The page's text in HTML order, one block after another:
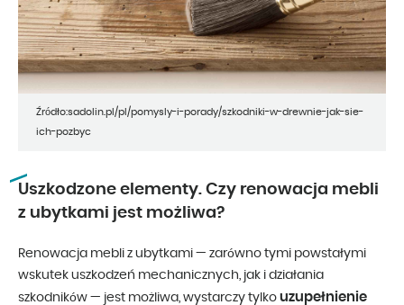
Źródło:sadolin.pl/pl/pomysly-i-porady/szkodniki-w-drewnie-jak-sie-
ich-pozbyc
Uszkodzone elementy. Czy renowacja mebli
z ubytkami jest możliwa?
Renowacja mebli z ubytkami — zarówno tymi powstałymi
wskutek uszkodzeń mechanicznych, jak i działania
szkodników — jest możliwa, wystarczy tylko uzupełnienie